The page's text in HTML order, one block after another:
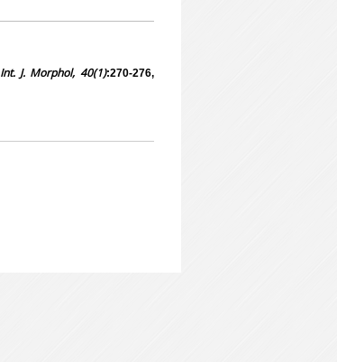
Int. J. Morphol, 40(1):270-276,